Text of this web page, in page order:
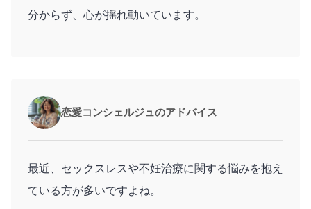
分からず、心が揺れ動いています。
恋愛コンシェルジュのアドバイス
最近、セックスレスや不妊治療に関する悩みを抱え
ている方が多いですよね。